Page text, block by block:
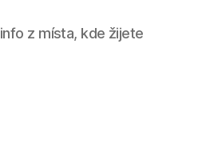
info z místa, kde žijete